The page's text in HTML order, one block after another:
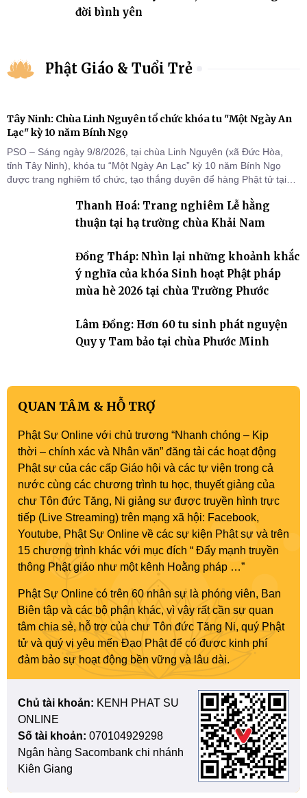
đời bình yên
Phật Giáo & Tuổi Trẻ
Tây Ninh: Chùa Linh Nguyên tổ chức khóa tu "Một Ngày An
Lạc" kỳ 10 năm Bính Ngọ
PSO – Sáng ngày 9/8/2026, tại chùa Linh Nguyên (xã Đức Hòa,
tỉnh Tây Ninh), khóa tu “Một Ngày An Lạc” kỳ 10 năm Bính Ngọ
được trang nghiêm tổ chức, tạo thắng duyên để hàng Phật tử tại
Thanh Hoá: Trang nghiêm Lễ hằng
thuận tại hạ trường chùa Khải Nam
Đồng Tháp: Nhìn lại những khoảnh khắc
ý nghĩa của khóa Sinh hoạt Phật pháp
mùa hè 2026 tại chùa Trường Phước
Lâm Đồng: Hơn 60 tu sinh phát nguyện
Quy y Tam bảo tại chùa Phước Minh
QUAN TÂM & HỖ TRỢ
Phật Sự Online với chủ trương “Nhanh chóng – Kịp
thời – chính xác và Nhân văn” đăng tải các hoạt động
Phật sự của các cấp Giáo hội và các tự viện trong cả
nước cùng các chương trình tu học, thuyết giảng của
chư Tôn đức Tăng, Ni giảng sư được truyền hình trực
tiếp (Live Streaming) trên mạng xã hội: Facebook,
Youtube, Phật Sự Online về các sự kiện Phật sự và trên
15 chương trình khác với mục đích “ Đẩy mạnh truyền
thông Phật giáo như một kênh Hoằng pháp …”
Phật Sự Online có trên 60 nhân sự là phóng viên, Ban
Biên tập và các bộ phận khác, vì vậy rất cần sự quan
tâm chia sẻ, hỗ trợ của chư Tôn đức Tăng Ni, quý Phật
tử và quý vị yêu mến Đạo Phật để có được kinh phí
đảm bảo sự hoạt động bền vững và lâu dài.
Chủ tài khoản: KENH PHAT SU
ONLINE
Số tài khoản: 070104929298
Ngân hàng Sacombank chi nhánh
Kiên Giang